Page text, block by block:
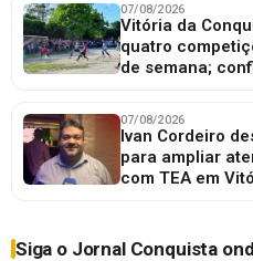
07/08/2026
Vitória da
quatro
de semana;
07/08/2026
Ivan Cordeiro
para ampliar
com TEA em
Siga o Jornal Conquista